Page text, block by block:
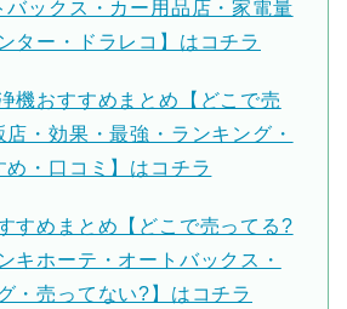
バックス・カー用品店・家電量
ター・ドラレコ】はコチラ
機おすすめまとめ【どこで売
・効果・最強・ランキング・
・口コミ】はコチラ
すめまとめ【どこで売ってる?
キホーテ・オートバックス・
・売ってない?】はコチラ